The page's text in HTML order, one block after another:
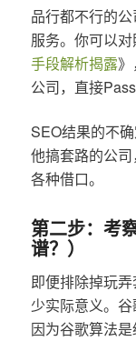
品行都不行的
服务。你可以
手段解析揭露》
公司，直接
SEO结果的不
他搞套路的公
各种借口。
第二步：考
谱？）
即便排除掉玩
少实际意义。
因为谷歌算法